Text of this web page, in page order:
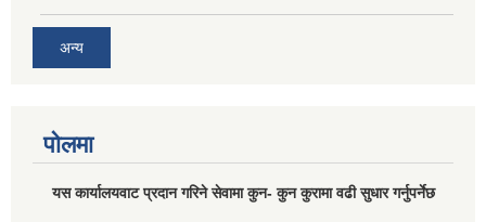
अन्य
पोलमा
यस कार्यालयवाट प्रदान गरिने सेवामा कुन- कुन कुरामा वढी सुधार गर्नुपर्नेछ